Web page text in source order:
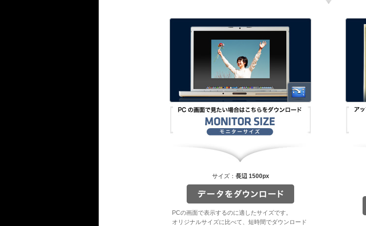
サイズ： 長辺 1500px
PCの画面で表示するのに適したサイズです。
オリジナルサイズに比べて、短時間でダウンロード